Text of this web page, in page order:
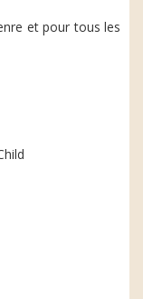
et pour tous les